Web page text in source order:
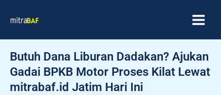
Butuh Dana Liburan Dadakan? Ajukan
Gadai BPKB Motor Proses Kilat Lewat
mitrabaf.id Jatim Hari Ini